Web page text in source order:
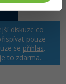
diskuze co
pouze
se přihlas.
to zdarma.